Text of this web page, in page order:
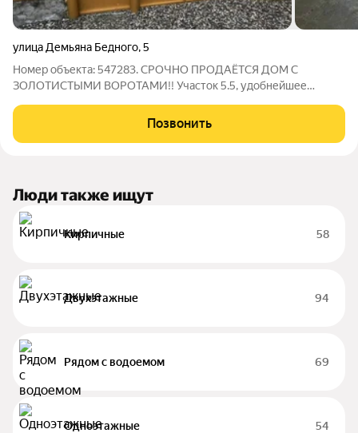
улица Демьяна Бедного,5
Номер объекта: 547283. СРОЧНО ПРОДАЁТСЯ ДОМ С
ЗОЛОТИСТЫМИ ВОРОТАМИ!! Участок 5.5, удобнейшее
использовать дом как гостевой если построить рядом
коттедж, рядом есть фундамент. Выгодное предложение для
Позвонить
Люди также ищут
Кирпичные 58
Двухэтажные 94
Рядом с водоемом 69
Одноэтажные 54